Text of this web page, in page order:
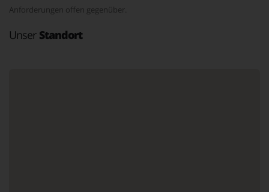
Anforderungen offen gegenüber.
Unser Standort